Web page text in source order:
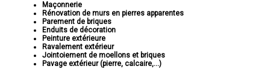
Maçonnerie
Rénovation de murs en pierres apparentes
Parement de briques
Enduits de décoration
Peinture extérieure
Ravalement extérieur
Jointoiement de moellons et briques
Pavage extérieur (pierre, calcaire,...)